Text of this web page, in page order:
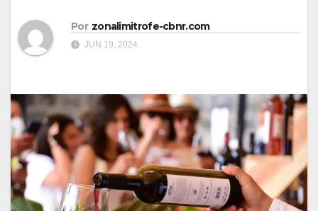
Por zonalimitrofe-cbnr.com
JUN 19, 2024